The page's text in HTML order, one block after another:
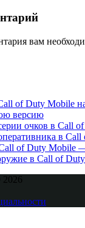
вам
of Duty Mobile
версию
очков в Call
в
of Duty Mobile
в Call of Duty
2026